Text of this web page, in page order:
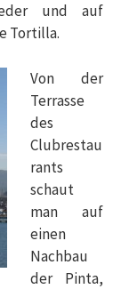
und auf
Tortilla.
Von der
Terrasse
des
Clubrestau
rants
schaut
man auf
einen
Nachbau
der Pinta,